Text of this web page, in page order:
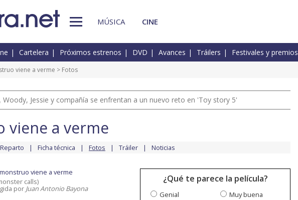
MÚSICA CINE
Cartelera Próximos estrenos DVD Avances Tráilers Festivales y premios
viene a verme > Fotos
Woody, Jessie y compañía se enfrentan a un nuevo reto en 'Toy story 5'
viene a verme
Reparto Ficha técnica Fotos Tráiler Noticias
viene a verme
calls)
por Juan Antonio Bayona
¿Qué te parece la película?
Genial
Muy buena